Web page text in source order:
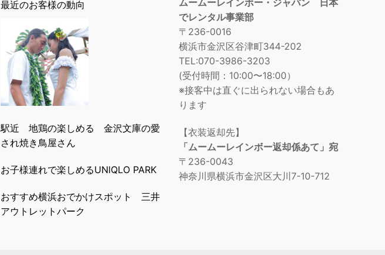
最近のお客様の動向
駅近 地鶏の楽しめる 金沢文庫の愛
され焼き鳥屋さん
お子様連れで楽しめるUNlQLO PARK
おすすめ横浜おでかけスポット 三井
アウトレットパーク
でレンタル事業部
〒236-0016
横浜市金沢区谷津町344-202
TEL:070-3986-3203
(受付時間：10:00〜18:00）
※接客中は直ぐに出られない場合もあ
ります
【衣装返却先】
「ムームーレインボー返却係あて」宛
〒236-0043
神奈川県横浜市金沢区大川7-10-712